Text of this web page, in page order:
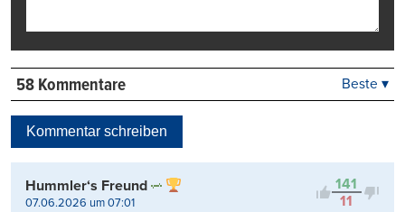
58 Kommentare
Kontrovers
Beste ▾
Kommentar schreiben
141
11
Hummler‘s Freund
07.06.2026 um 07:01